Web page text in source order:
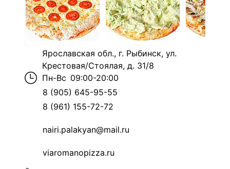
Ярославская обл., г. Рыбинск, ул.
Крестовая/Стоялая, д. 31/8
Пн-Вс 09:00-20:00
8 (905) 645-95-55
8 (961) 155-72-72
nairi.palakyan@mail.ru
viaromanopizza.ru